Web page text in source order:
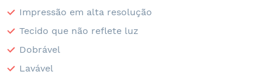
Impressão em alta resolução
Tecido que não reflete luz
Dobrável
Lavável